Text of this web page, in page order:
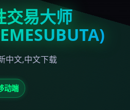
交易大师
中文,中文下载
动端